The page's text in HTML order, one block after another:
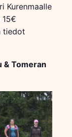
Kurenmaalle
15€
tiedot
& Tomeran